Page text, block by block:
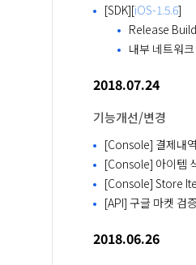
[SDK][iOS-1.5.6]
Release
내부 네트워
2018.07.24
기능개선/변경
[Console] 결제내
[Console] 아이템
[Console] Store
[API] 구글 마켓 검
2018.06.26